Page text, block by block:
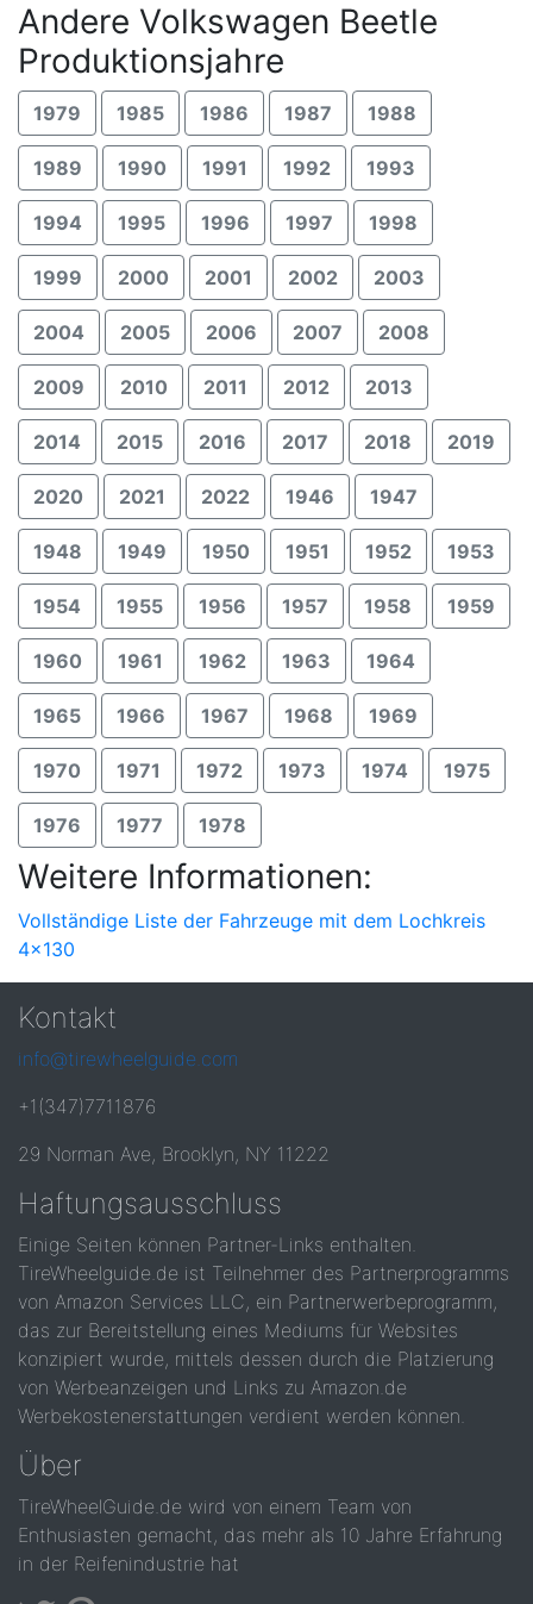
Andere Volkswagen Beetle
Produktionsjahre
1979 1985 1986 1987 1988
1989 1990 1991 1992 1993
1994 1995 1996 1997 1998
1999 2000 2001 2002 2003
2004 2005 2006 2007 2008
2009 2010 2011 2012 2013
2014 2015 2016 2017 2018 2019
2020 2021 2022 1946 1947
1948 1949 1950 1951 1952 1953
1954 1955 1956 1957 1958 1959
1960 1961 1962 1963 1964
1965 1966 1967 1968 1969
1970 1971 1972 1973 1974 1975
1976 1977 1978
Weitere Informationen:
Vollständige Liste der Fahrzeuge mit dem Lochkreis
4x130
Kontakt
info@tirewheelguide.com
+1(347)7711876
29 Norman Ave, Brooklyn, NY 11222
Haftungsausschluss
Einige Seiten können Partner-Links enthalten.
TireWheelguide.de ist Teilnehmer des Partnerprogramms
von Amazon Services LLC, ein Partnerwerbeprogramm,
das zur Bereitstellung eines Mediums für Websites
konzipiert wurde, mittels dessen durch die Platzierung
von Werbeanzeigen und Links zu Amazon.de
Werbekostenerstattungen verdient werden können.
Über
TireWheelGuide.de wird von einem Team von
Enthusiasten gemacht, das mehr als 10 Jahre Erfahrung
in der Reifenindustrie hat